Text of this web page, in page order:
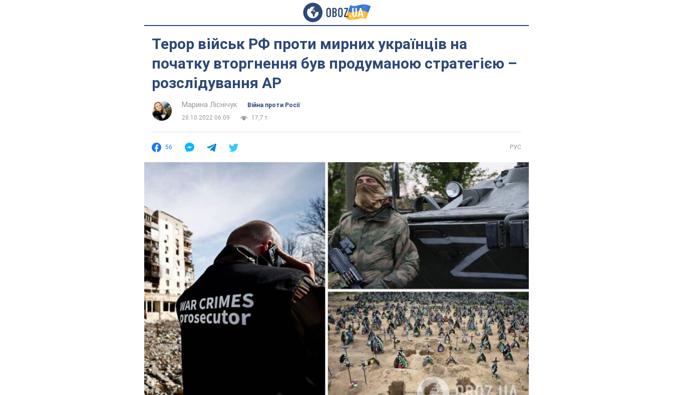
Терор військ РФ проти мирних українців на
початку вторгнення був продуманою стратегією –
розслідування АР
Марина Ліснічук
Війна проти Росії
28.10.2022 06:09
17,7 т.
56 РУС